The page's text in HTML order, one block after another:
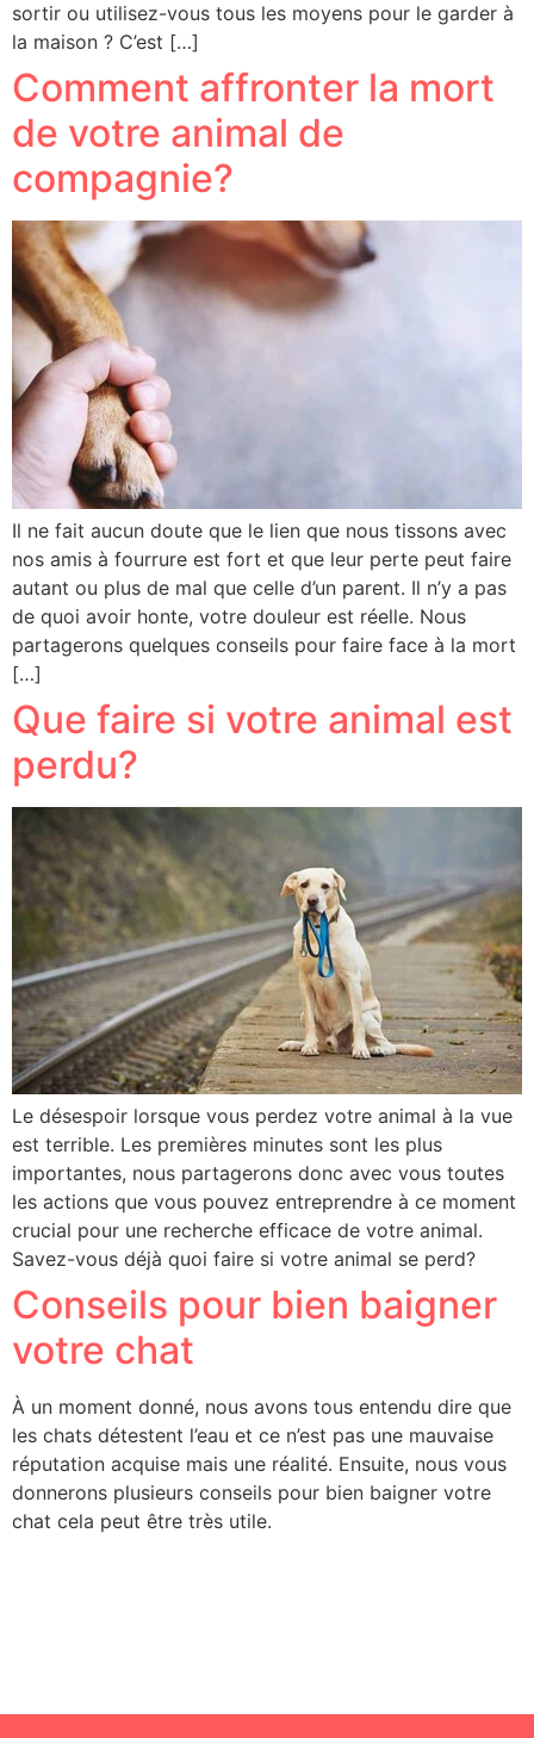
sortir ou utilisez-vous tous les moyens pour le garder à
la maison ? C’est […]
Comment affronter la mort
de votre animal de
compagnie?
Il ne fait aucun doute que le lien que nous tissons avec
nos amis à fourrure est fort et que leur perte peut faire
autant ou plus de mal que celle d’un parent. Il n’y a pas
de quoi avoir honte, votre douleur est réelle. Nous
partagerons quelques conseils pour faire face à la mort
[…]
Que faire si votre animal est
perdu?
Le désespoir lorsque vous perdez votre animal à la vue
est terrible. Les premières minutes sont les plus
importantes, nous partagerons donc avec vous toutes
les actions que vous pouvez entreprendre à ce moment
crucial pour une recherche efficace de votre animal.
Savez-vous déjà quoi faire si votre animal se perd?
Conseils pour bien baigner
votre chat
À un moment donné, nous avons tous entendu dire que
les chats détestent l’eau et ce n’est pas une mauvaise
réputation acquise mais une réalité. Ensuite, nous vous
donnerons plusieurs conseils pour bien baigner votre
chat cela peut être très utile.